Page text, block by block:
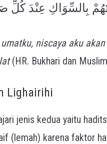
بِالسِّوَاكِ عِنْدَ كُلِّ
niscaya aku
(HR. Bukhari dan
Lighairihi
jenis kedua yaitu
(lemah) karena faktor